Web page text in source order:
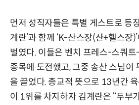
먼저 성직자들은 특별 게스트로 등
계란’과 함께 ‘K-산스장(산+헬스장
벌였다. 이들은 벤치 프레스-스쿼트
종목에 도전했고, 그중 송산 스님이
을 끌었다. 종교적 뜻으로 13년간
이 1위를 차지하자 김계란은 “두부